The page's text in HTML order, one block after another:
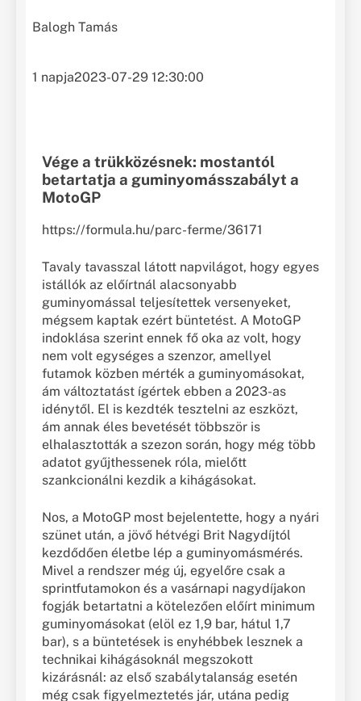
Balogh Tamás
1 napja2023-07-29 12:30:00
Vége a trükközésnek: mostantól
betartatja a guminyomásszabályt a
MotoGP
https://formula.hu/parc-ferme/36171
Tavaly tavasszal látott napvilágot, hogy egyes
istállók az előírtnál alacsonyabb
guminyomással teljesítettek versenyeket,
mégsem kaptak ezért büntetést. A MotoGP
indoklása szerint ennek fő oka az volt, hogy
nem volt egységes a szenzor, amellyel
futamok közben mérték a guminyomásokat,
ám változtatást ígértek ebben a 2023-as
idénytől. El is kezdték tesztelni az eszközt,
ám annak éles bevetését többször is
elhalasztották a szezon során, hogy még több
adatot gyűjthessenek róla, mielőtt
szankcionálni kezdik a kihágásokat.
Nos, a MotoGP most bejelentette, hogy a nyári
szünet után, a jövő hétvégi Brit Nagydíjtól
kezdődően életbe lép a guminyomásmérés.
Mivel a rendszer még új, egyelőre csak a
sprintfutamokon és a vasárnapi nagydíjakon
fogják betartatni a kötelezően előírt minimum
guminyomásokat (elöl ez 1,9 bar, hátul 1,7
bar), s a büntetések is enyhébbek lesznek a
technikai kihágásoknál megszokott
kizárásnál: az első szabálytalanság esetén
még csak figyelmeztetés jár, utána pedig